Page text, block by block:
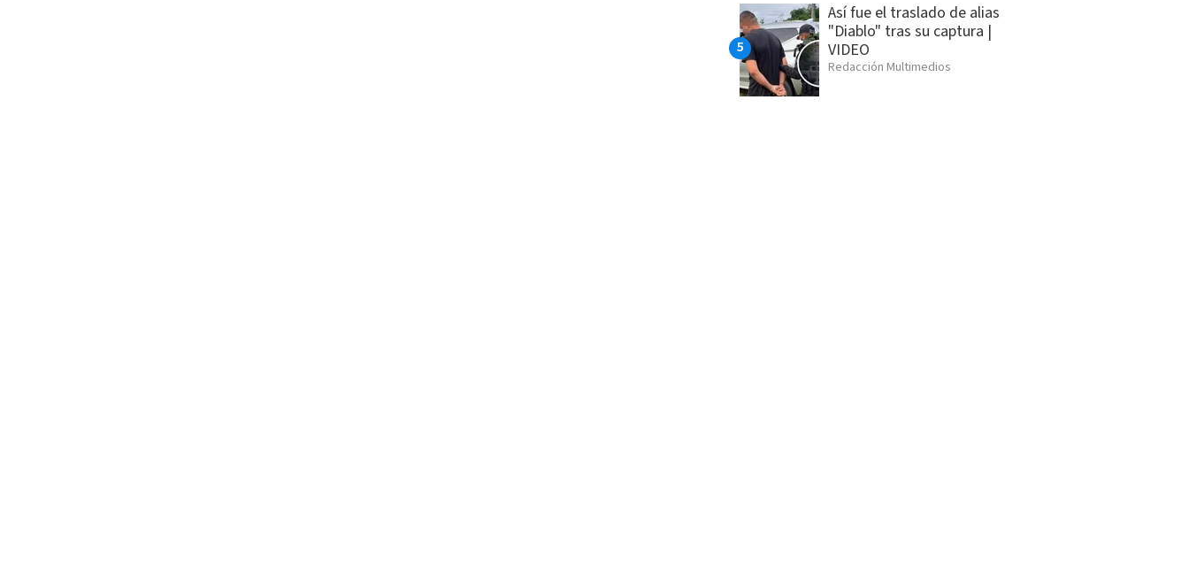
Así fue el traslado de alias
"Diablo" tras su captura |
VIDEO
Redacción Multimedios